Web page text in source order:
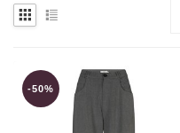
-50%